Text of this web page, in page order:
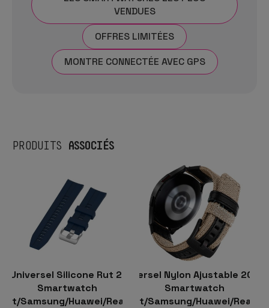
VENDUES
OFFRES LIMITÉES
MONTRE CONNECTÉE AVEC GPS
PRODUITS ASSOCIÉS
Universel Silicone Rut 20mm pour
Smartwatch
Samsung/Huawei/Realme/Ticwatch
Bracelet Universel Nylon Ajustable
Smartwatch
Xiaomi/Amazfit/Samsung/Huawei/